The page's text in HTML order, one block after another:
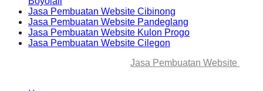
Jasa Pembuatan Website Cibinong
Jasa Pembuatan Website Pandeglang
Jasa Pembuatan Website Kulon Progo
Jasa Pembuatan Website Cilegon
Jasa Pembuatan Website